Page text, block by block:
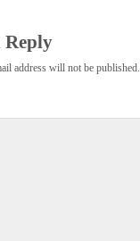
Reply
address will not be published.